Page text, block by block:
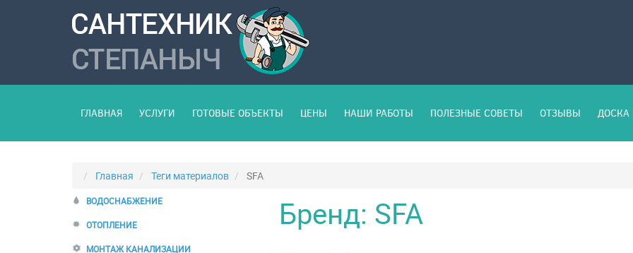
ГЛАВНАЯ УСЛУГИ ГОТОВЫЕ ОБЪЕКТЫ ЦЕНЫ НАШИ РАБОТЫ ПОЛЕЗНЫЕ СОВЕТЫ ОТЗЫВЫ ДОСКА
Главная Теги материалов SFA
ВОДОСНАБЖЕНИЕ
ОТОПЛЕНИЕ
МОНТАЖ КАНАЛИЗАЦИИ
Бренд: SFA